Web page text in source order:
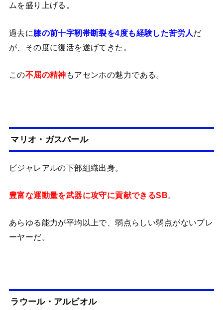
ムを盛り上げる。
過去に膝の前十字靭帯断裂を4度も経験した苦労人だ
が、その度に復活を遂げてきた。
この不屈の精神 もアセンホの魅力である。
マリオ・ガスパール
ビジャレアルの下部組織出身。
豊富な運動量を武器に攻守に貢献できるSB。
あらゆる能力が平均以上で、弱点らしい弱点がないプレ
ーヤーだ。
ラウール・アルビオル